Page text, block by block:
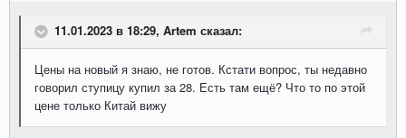
11.01.2023 в 18:29, Artem сказал:
Цены на новый я знаю, не готов. Кстати вопрос, ты недавно
говорил ступицу купил за 28. Есть там ещё? Что то по этой
цене только Китай вижу